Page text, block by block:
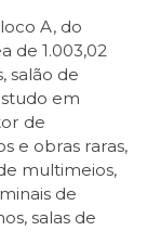
A, do
de 1.003,02
salão de
em
de
e obras raras,
multimeios,
de
salas de